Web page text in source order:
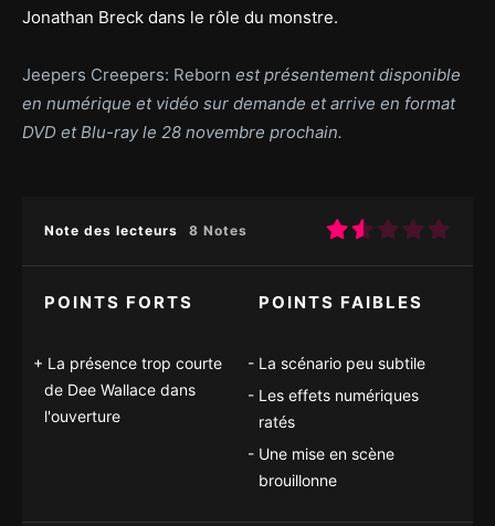
Jonathan Breck dans le rôle du monstre.
Jeepers Creepers: Reborn est présentement disponible
en numérique et vidéo sur demande et arrive en format
DVD et Blu-ray le 28 novembre prochain.
Note des lecteurs 8 Notes
POINTS FORTS
La présence trop courte
de Dee Wallace dans
l'ouverture
POINTS FAIBLES
La scénario peu subtile
Les effets numériques
ratés
Une mise en scène
brouillonne